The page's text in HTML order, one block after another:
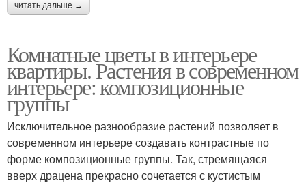
читать дальше →
Комнатные цветы в интерьере
квартиры. Растения в современном
интерьере: композиционные
группы
Исключительное разнообразие растений позволяет в
современном интерьере создавать контрастные по
форме композиционные группы. Так, стремящаяся
вверх драцена прекрасно сочетается с кустистым